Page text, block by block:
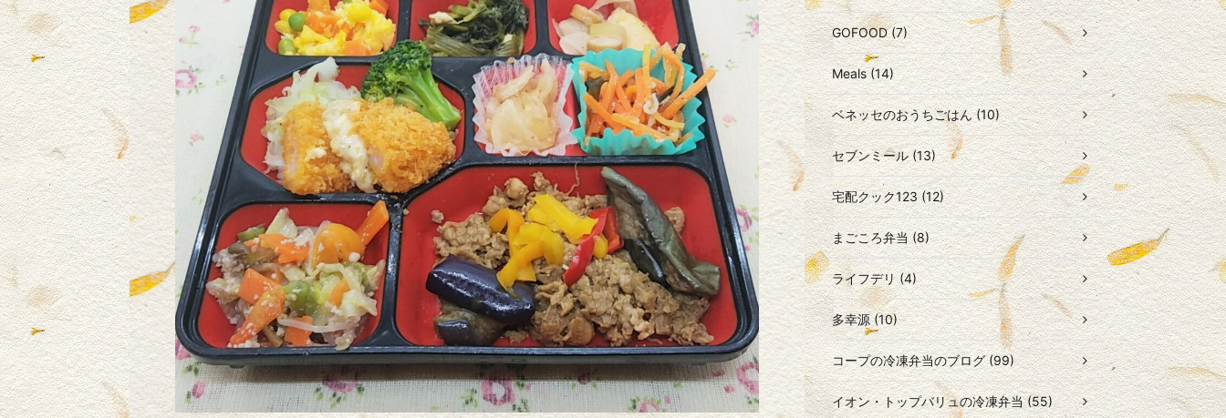
GOFOOD (7)
Meals (14)
ベネッセのおうちごはん (10)
セブンミール (13)
宅配クック123 (12)
まごころ弁当 (8)
ライフデリ (4)
多幸源 (10)
コープの冷凍弁当のブログ (99)
イオン・トップバリュの冷凍弁当 (55)